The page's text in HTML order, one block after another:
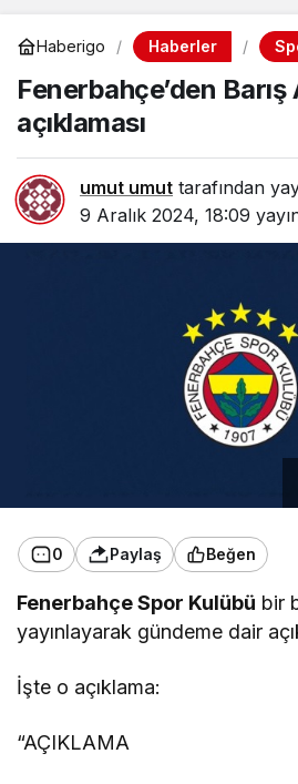
Haberigo Haberler
Fenerbahçe’den Barış
açıklaması
umut umut tarafından
9 Aralık 2024, 18:09
0 Paylaş Beğen
Fenerbahçe Spor Kulübü bir
yayınlayarak gündeme dair
İşte o açıklama:
“AÇIKLAMA